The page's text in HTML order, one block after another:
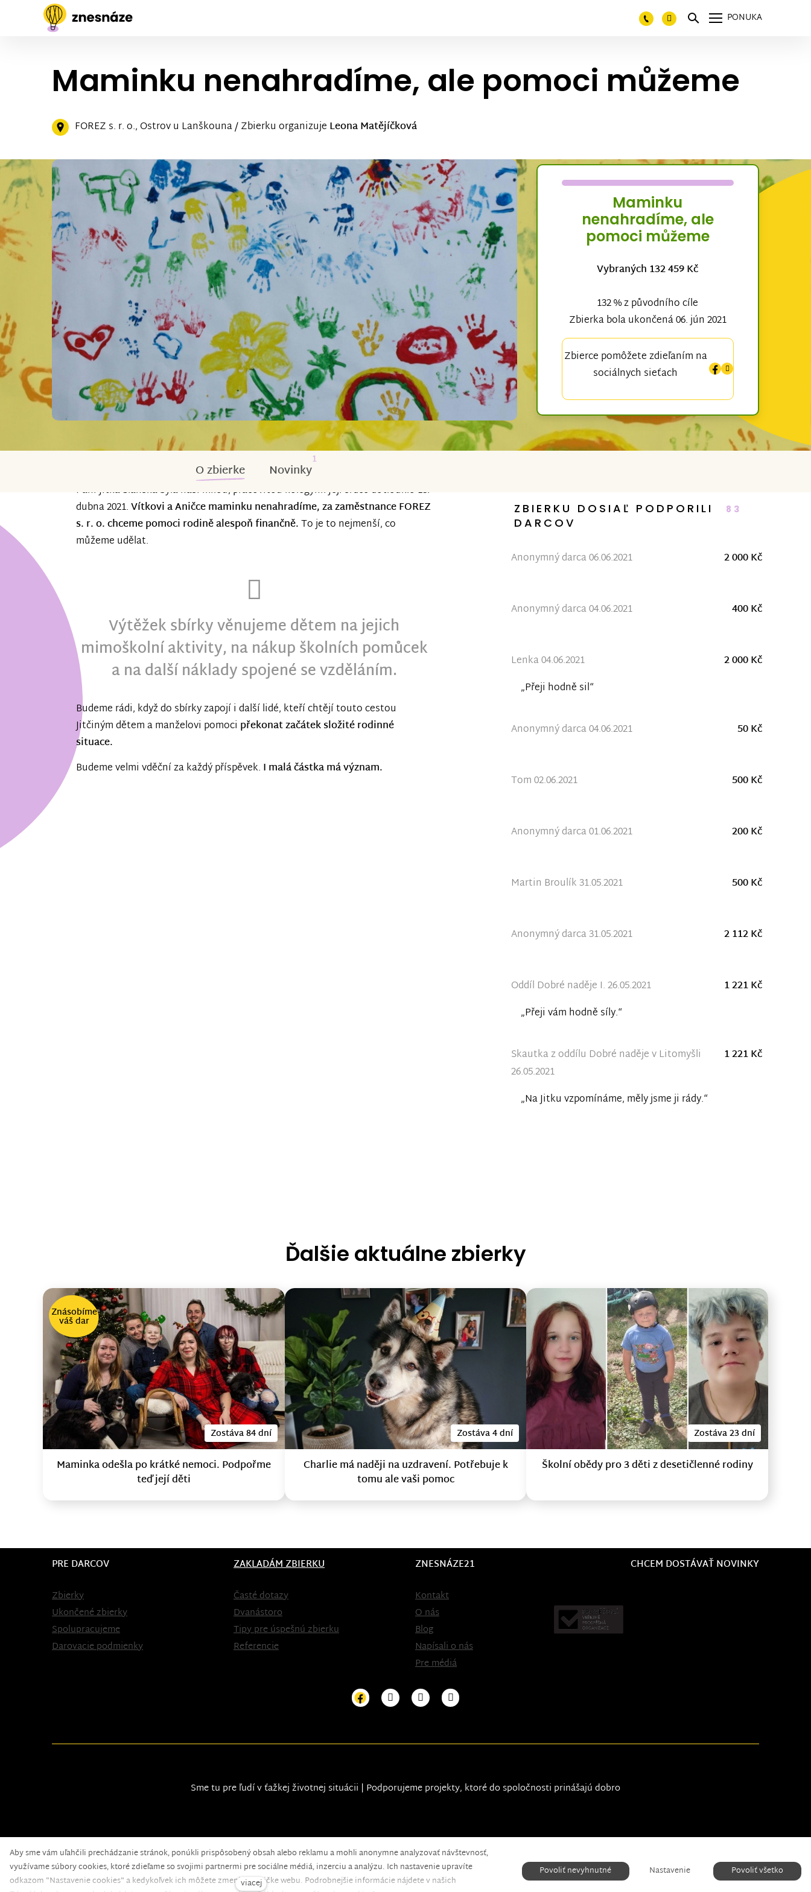
PONUKA
Maminku nenahradíme, ale pomoci můžeme
FOREZ s. r. o., Ostrov u Lanškouna / Zbierku organizuje Leona Matějíčková
Maminku
nenahradíme, ale
pomoci můžeme
Vybraných 132 459 Kč
132 % z původního cíle
Zbierka bola ukončená 06. jún 2021
Zbierce pomôžete zdieľaním na
sociálnych sieťach
O zbierke Novinky
1
Paní Jitka Slánská byla naší milou, pracovitou kolegyní. Její srdce dotlouklo 18.
dubna 2021.Vítkovi a Aničce maminku nenahradíme, za zaměstnance FOREZ
s. r. o. chceme pomoci rodině alespoň finančně.To je to nejmenší, co
můžeme udělat.
Výtěžek sbírky věnujeme dětem na jejich
mimoškolní aktivity, na nákup školních pomůcek
a na další náklady spojené se vzděláním.
Budeme rádi, když do sbírky zapojí i další lidé, kteří chtějí touto cestou
Jitčiným dětem a manželovi pomoci překonat začátek složité rodinné
situace.
Budeme velmi vděční za každý příspěvek. I malá částka má význam.
ZBIERKU DOSIAĽ PODPORILI 83
DARCOV
Anonymný darca 06.06.2021 2 000 Kč
Anonymný darca 04.06.2021 400 Kč
Lenka 04.06.2021
2 000 Kč
„Přeji hodně sil“
Anonymný darca 04.06.2021 50 Kč
Tom 02.06.2021 500 Kč
Anonymný darca 01.06.2021 200 Kč
Martin Broulík 31.05.2021 500 Kč
Anonymný darca 31.05.2021 2 112 Kč
Oddíl Dobré naděje I. 26.05.2021
1 221 Kč
„Přeji vám hodně síly.“
Skautka z oddílu Dobré naděje v Litomyšli
26.05.2021
1 221 Kč
„Na Jitku vzpomínáme, měly jsme ji rády.“
Ďalšie aktuálne zbierky
Zostáva 84 dní
Znásobíme
váš dar
Maminka odešla po krátké nemoci. Podpořme
teď její děti
Zostáva 4 dní
Charlie má naději na uzdravení. Potřebuje k
tomu ale vaši pomoc
Zostáva 23 dní
Školní obědy pro 3 děti z desetičlenné rodiny
PRE DARCOV
Zbierky
Ukončené zbierky
Spolupracujeme
Darovacie podmienky
ZAKLADÁM ZBIERKU
Časté dotazy
Dvanástoro
Tipy pre úspešnú zbierku
Referencie
ZNESNÁZE21
Kontakt
O nás
Blog
Napísali o nás
Pre médiá
CHCEM DOSTÁVAŤ NOVINKY
Sme tu pre ľudí v ťažkej životnej situácii | Podporujeme projekty, ktoré do spoločnosti prinášajú dobro
Nadační fond pomoci© 2020 — web běží nasolidpixels. Nastavenie cookies
Aby sme vám uľahčili prechádzanie stránok, ponúkli prispôsobený obsah alebo reklamu a mohli anonymne analyzovať návštevnosť,
využívame súbory cookies, ktoré zdieľame so svojimi partnermi pre sociálne médiá, inzerciu a analýzu. Ich nastavenie upravíte
odkazom "Nastavenie cookies" a kedykoľvek ich môžete zmeniť v pätičke webu. Podrobnejšie informácie nájdete v našich
viacej
Povoliť nevyhnutné Nastavenie Povoliť všetko